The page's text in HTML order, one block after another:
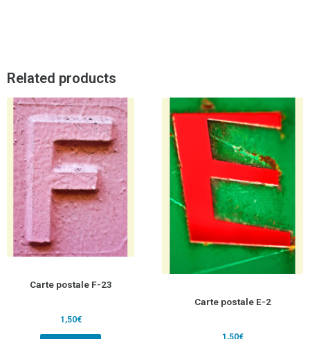
Related products
Carte postale F-23
1,50€
Carte postale E-2
1,50€